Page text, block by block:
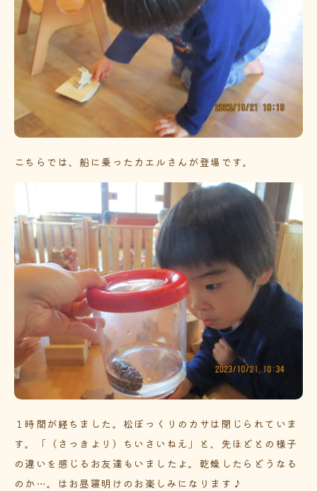
こちらでは、船に乗ったカエルさんが登場です。
１時間が経ちました。松ぼっくりのカサは閉じられていま
す。「（さっきより）ちいさいねえ」と、先ほどとの様子
の違いを感じるお友達もいましたよ。乾燥したらどうなる
のか…。はお昼寝明けのお楽しみになります♪